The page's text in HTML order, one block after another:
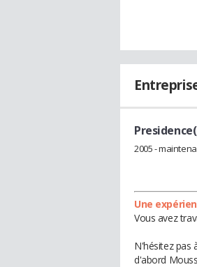
2005 -
Une
Vous avez
N'hésitez pas
d'abord